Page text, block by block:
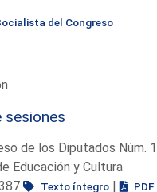
del Congreso
sesiones
de los Diputados
Educación y Cultura
Texto íntegro| PDF